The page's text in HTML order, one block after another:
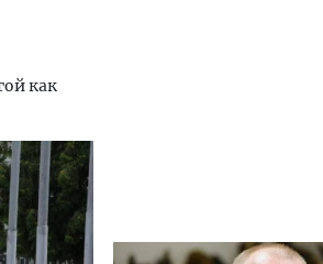
как